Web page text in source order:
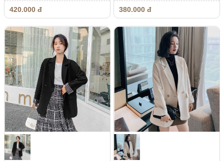
420.000 đ 380.000 đ